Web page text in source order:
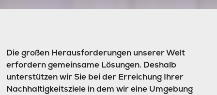
Die großen Herausforderungen unserer Welt
erfordern gemeinsame Lösungen. Deshalb
unterstützen wir Sie bei der Erreichung Ihrer
Nachhaltigkeitsziele in dem wir eine Umgebung